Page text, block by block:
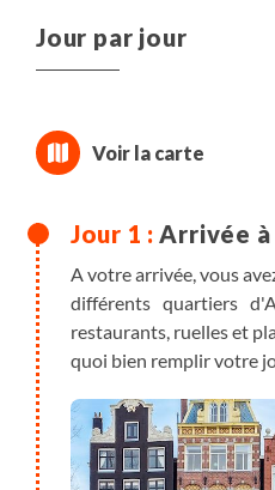
Jour par jour
Arrivée
A votre arrivée, vous
différents quartiers
restaurants, ruelles et
quoi bien remplir votre